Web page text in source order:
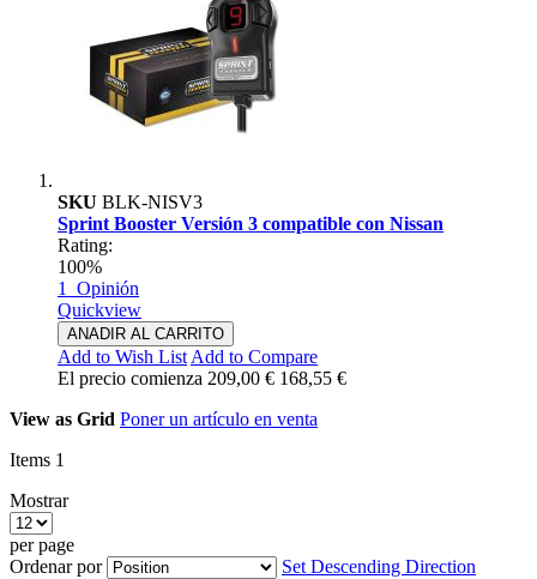
SKU BLK-NISV3
Sprint Booster Versión 3 compatible con Nissan
Rating:
100%
1 Opinión
Quickview
ANADIR AL CARRITO
Add to Wish List Add to Compare
El precio comienza 209,00 € 168,55 €
View as Grid Poner un artículo en venta
Items 1
Mostrar
per page
Ordenar por
Set Descending Direction